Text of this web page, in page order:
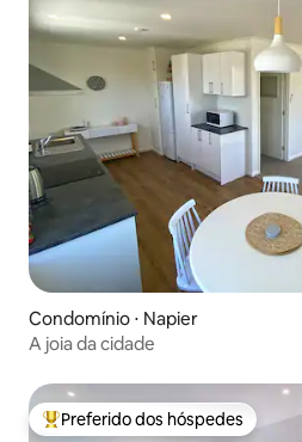
Condomínio ⋅ Napier
A joia da cidade
Entre os melhores preferidos dos
Preferido dos hóspedes